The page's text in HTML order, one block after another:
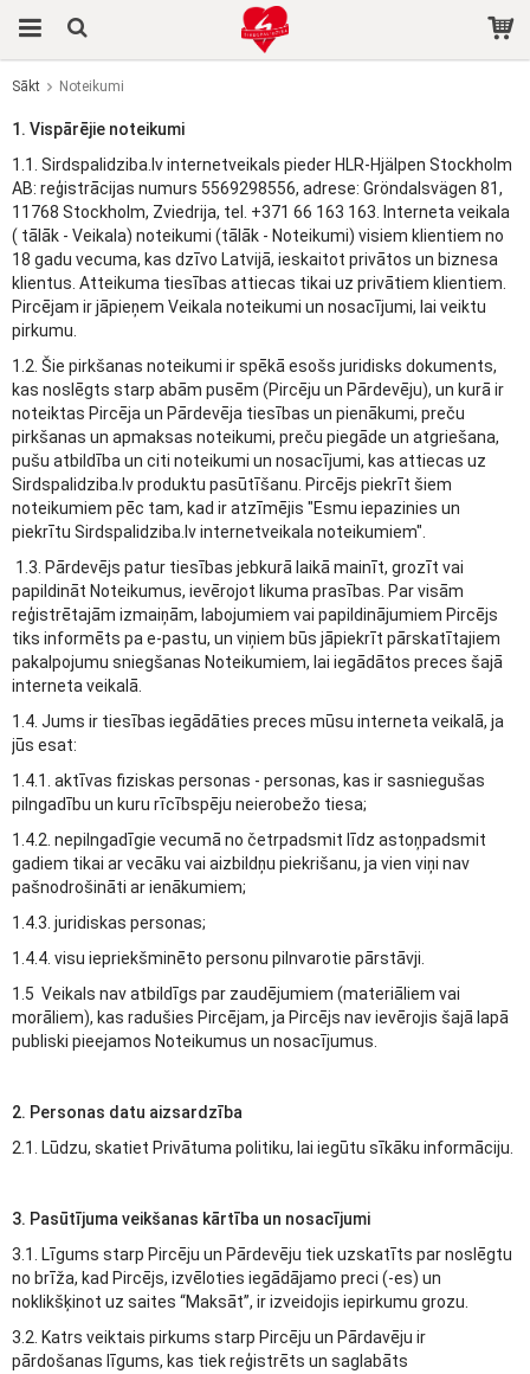
Sākt Noteikumi
1. Vispārējie noteikumi
1.1. Sirdspalidziba.lv internetveikals pieder HLR-Hjälpen Stockholm
AB: reģistrācijas numurs 5569298556, adrese: Gröndalsvägen 81,
11768 Stockholm, Zviedrija, tel. +371 66 163 163. Interneta veikala
( tālāk - Veikala) noteikumi (tālāk - Noteikumi) visiem klientiem no
18 gadu vecuma, kas dzīvo Latvijā, ieskaitot privātos un biznesa
klientus. Atteikuma tiesības attiecas tikai uz privātiem klientiem.
Pircējam ir jāpieņem Veikala noteikumi un nosacījumi, lai veiktu
pirkumu.
1.2. Šie pirkšanas noteikumi ir spēkā esošs juridisks dokuments,
kas noslēgts starp abām pusēm (Pircēju un Pārdevēju), un kurā ir
noteiktas Pircēja un Pārdevēja tiesības un pienākumi, preču
pirkšanas un apmaksas noteikumi, preču piegāde un atgriešana,
pušu atbildība un citi noteikumi un nosacījumi, kas attiecas uz
Sirdspalidziba.lv produktu pasūtīšanu. Pircējs piekrīt šiem
noteikumiem pēc tam, kad ir atzīmējis "Esmu iepazinies un
piekrītu Sirdspalidziba.lv internetveikala noteikumiem".
1.3. Pārdevējs patur tiesības jebkurā laikā mainīt, grozīt vai
papildināt Noteikumus, ievērojot likuma prasības. Par visām
reģistrētajām izmaiņām, labojumiem vai papildinājumiem Pircējs
tiks informēts pa e-pastu, un viņiem būs jāpiekrīt pārskatītajiem
pakalpojumu sniegšanas Noteikumiem, lai iegādātos preces šajā
interneta veikalā.
1.4. Jums ir tiesības iegādāties preces mūsu interneta veikalā, ja
jūs esat:
1.4.1. aktīvas fiziskas personas - personas, kas ir sasniegušas
pilngadību un kuru rīcībspēju neierobežo tiesa;
1.4.2. nepilngadīgie vecumā no četrpadsmit līdz astoņpadsmit
gadiem tikai ar vecāku vai aizbildņu piekrišanu, ja vien viņi nav
pašnodrošināti ar ienākumiem;
1.4.3. juridiskas personas;
1.4.4. visu iepriekšminēto personu pilnvarotie pārstāvji.
1.5 Veikals nav atbildīgs par zaudējumiem (materiāliem vai
morāliem), kas radušies Pircējam, ja Pircējs nav ievērojis šajā lapā
publiski pieejamos Noteikumus un nosacījumus.
2. Personas datu aizsardzība
2.1. Lūdzu, skatiet Privātuma politiku, lai iegūtu sīkāku informāciju.
3. Pasūtījuma veikšanas kārtība un nosacījumi
3.1. Līgums starp Pircēju un Pārdevēju tiek uzskatīts par noslēgtu
no brīža, kad Pircējs, izvēloties iegādājamo preci (-es) un
noklikšķinot uz saites “Maksāt”, ir izveidojis iepirkumu grozu.
3.2. Katrs veiktais pirkums starp Pircēju un Pārdavēju ir
pārdošanas līgums, kas tiek reģistrēts un saglabāts